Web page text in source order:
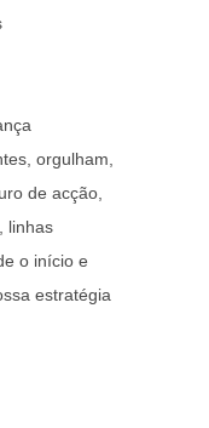
orgulham,
de acção,
linhas
o início e
estratégia